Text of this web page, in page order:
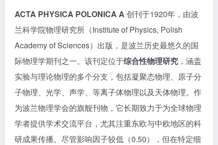
ACTA PHYSICA POLONICA A 创刊于1920年，由波
兰科学院物理研究所（Institute of Physics, Polish
Academy of Sciences）出版，是波兰历史最悠久的国
际物理学期刊之一。该刊定位于综合性物理研究 ，涵盖
实验与理论物理的多个分支，包括凝聚态物理、原子分
子物理、光学、声学、等离子体物理以及天体物理。作
为波兰物理学会的旗舰刊物，它长期致力于为全球物理
学者提供学术交流平台，尤其注重东欧与中欧地区的科
研成果传播。尽管影响因子较低（0.50），但在特定细